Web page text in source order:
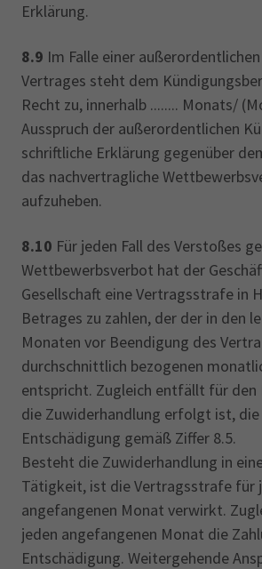
Erklärung.
8.9 Im Falle einer
Vertrages steht dem
Recht zu, innerhalb ........ Monats/
Ausspruch der außerordentlichen
schriftliche Erklärung gegenüber
das nachvertragliche
aufzuheben.
8.10 Für jeden Fall des Verstoßes
Wettbewerbsverbot hat der
Gesellschaft eine Vertragsstrafe in
Betrages zu zahlen, der der in den
Monaten vor Beendigung des
durchschnittlich bezogenen
entspricht. Zugleich entfällt für den
die Zuwiderhandlung erfolgt ist,
Entschädigung gemäß Ziffer 8.5.
Besteht die Zuwiderhandlung in
Tätigkeit, ist die Vertragsstrafe für
angefangenen Monat verwirkt.
jeden angefangenen Monat die
Entschädigung. Weitergehende